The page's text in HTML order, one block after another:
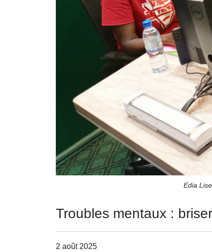
Edia
Troubles mentaux :
2 août 2025